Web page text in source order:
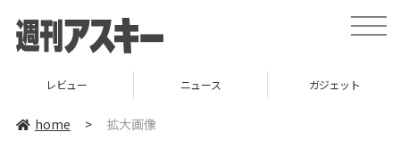
toggle
レビュー ニュース ガジェット
home > 拡大画像